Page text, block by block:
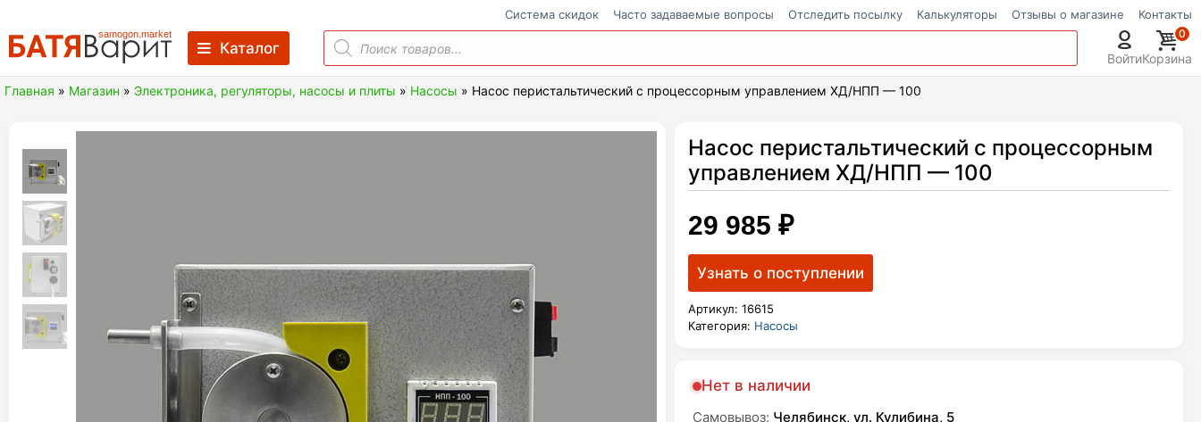
to
content
Cистема скидок Часто задаваемые вопросы Отследить посылку Калькуляторы Отзывы о магазине Контакты
Каталог
Батя Варит Челябинск
Товары для виноделия, самогоноварения, пивоварения
Поиск
товаров
Войти
0
Корзина
Главная » Магазин » Электроника, регуляторы, насосы и плиты » Насосы » Насос перистальтический с процессорным управлением ХД/НПП — 100
Насос перистальтический с процессорным
управлением ХД/НПП — 100
29 985 ₽
Артикул: 16615
Категория: Насосы
Нет в наличии
Самовывоз: Челябинск, ул. Кулибина, 5